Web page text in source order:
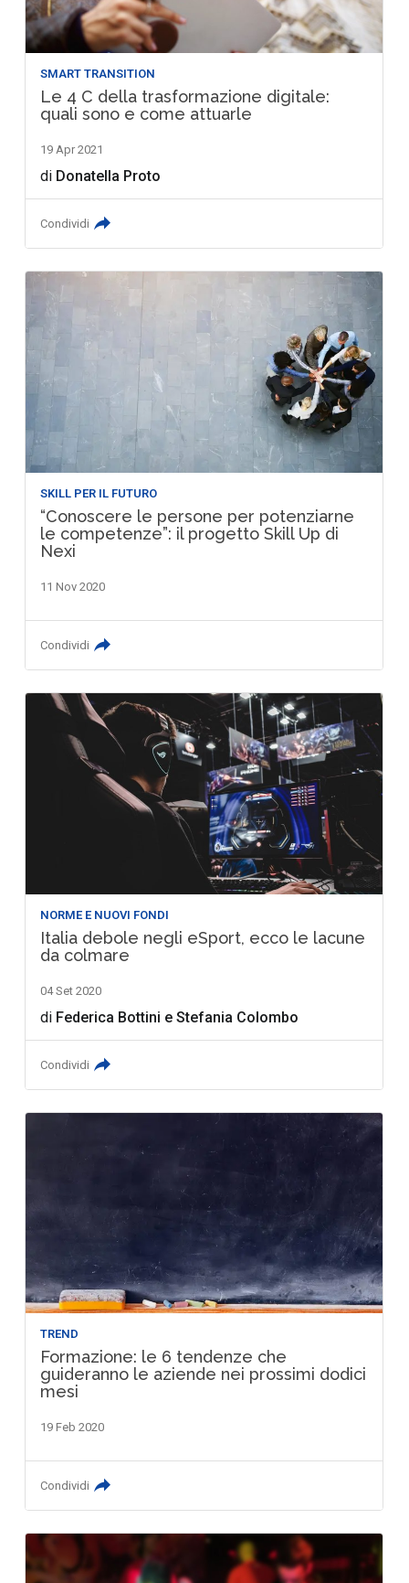
SMART TRANSITION
Le 4 C della trasformazione digitale:
quali sono e come attuarle
19 Apr 2021
di Donatella Proto
Condividi
SKILL PER IL FUTURO
“Conoscere le persone per potenziarne
le competenze”: il progetto Skill Up di
Nexi
11 Nov 2020
Condividi
NORME E NUOVI FONDI
Italia debole negli eSport, ecco le lacune
da colmare
04 Set 2020
di Federica Bottini eStefania Colombo
Condividi
TREND
Formazione: le 6 tendenze che
guideranno le aziende nei prossimi dodici
mesi
19 Feb 2020
Condividi